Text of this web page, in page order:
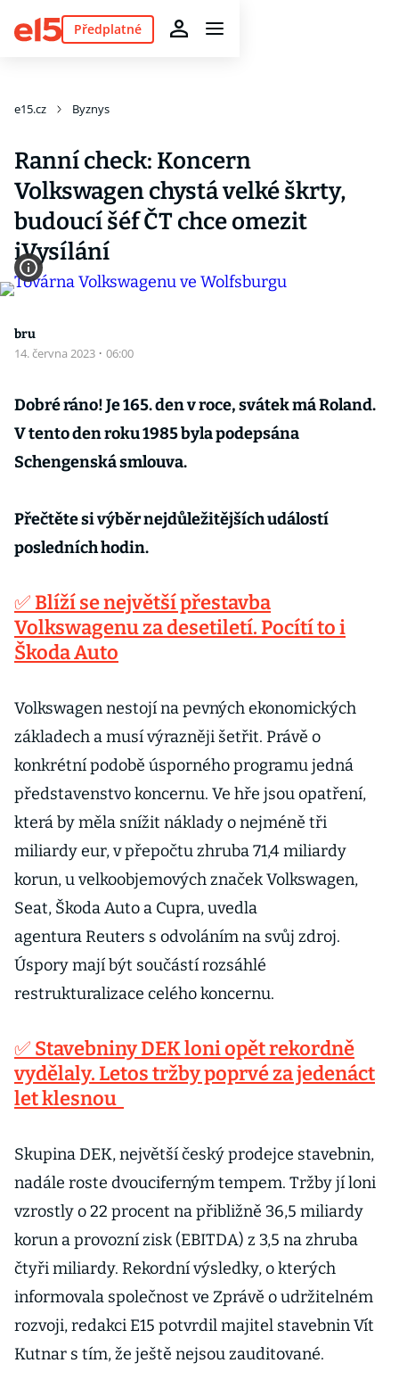
Předplatné
e15.cz Byznys
Ranní check: Koncern
Volkswagen chystá velké škrty,
budoucí šéf ČT chce omezit
iVysílání
bru
14. června 2023 · 06:00
Dobré ráno! Je 165. den v roce, svátek má Roland.
V tento den roku 1985 byla podepsána
Schengenská smlouva.
Přečtěte si výběr nejdůležitějších událostí
posledních hodin.
✅ Blíží se největší přestavba
Volkswagenu za desetiletí. Pocítí to i
Škoda Auto
Volkswagen nestojí na pevných ekonomických
základech a musí výrazněji šetřit. Právě o
konkrétní podobě úsporného programu jedná
představenstvo koncernu. Ve hře jsou opatření,
která by měla snížit náklady o nejméně tři
miliardy eur, v přepočtu zhruba 71,4 miliardy
korun, u velkoobjemových značek Volkswagen,
Seat, Škoda Auto a Cupra, uvedla
agentura Reuters s odvoláním na svůj zdroj.
Úspory mají být součástí rozsáhlé
restrukturalizace celého koncernu.
✅ Stavebniny DEK loni opět rekordně
vydělaly. Letos tržby poprvé za jedenáct
let klesnou
Skupina DEK, největší český prodejce stavebnin,
nadále roste dvouciferným tempem. Tržby jí loni
vzrostly o 22 procent na přibližně 36,5 miliardy
korun a provozní zisk (EBITDA) z 3,5 na zhruba
čtyři miliardy. Rekordní výsledky, o kterých
informovala společnost ve Zprávě o udržitelném
rozvoji, redakci E15 potvrdil majitel stavebnin Vít
Kutnar s tím, že ještě nejsou zauditované.